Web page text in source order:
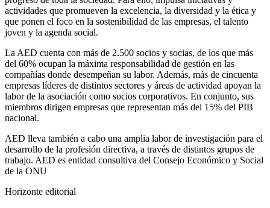
actividades que promueven la excelencia, la diversidad y la ética y
que ponen el foco en la sostenibilidad de las empresas, el talento
joven y la agenda social.
La AED cuenta con más de 2.500 socios y socias, de los que más
del 60% ocupan la máxima responsabilidad de gestión en las
compañías donde desempeñan su labor. Además, más de cincuenta
empresas líderes de distintos sectores y áreas de actividad apoyan la
labor de la asociación como socios corporativos. En conjunto, sus
miembros dirigen empresas que representan más del 15% del PIB
nacional.
AED lleva también a cabo una amplia labor de investigación para el
desarrollo de la profesión directiva, a través de distintos grupos de
trabajo. AED es entidad consultiva del Consejo Económico y Social
de la ONU
Horizonte editorial